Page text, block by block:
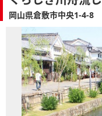
岡山県倉敷市中央1-4-8